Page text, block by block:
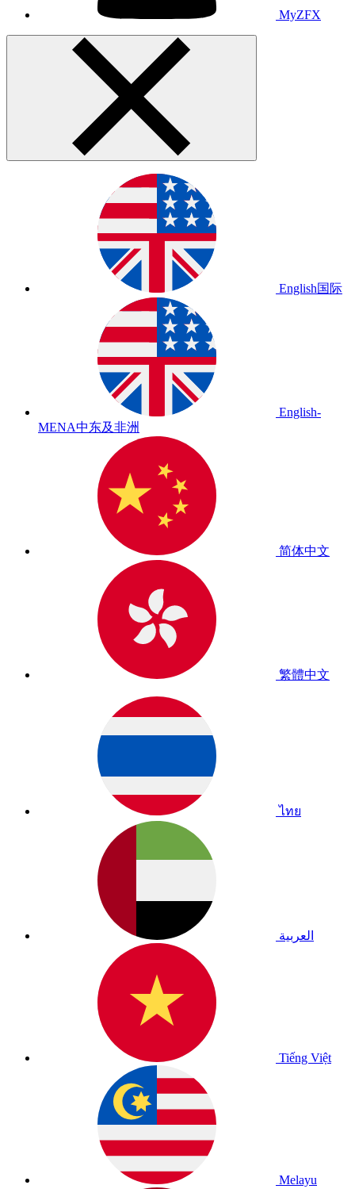
MyZFX
English国际
English-
MENA中东及非洲
简体中文
繁體中文
ไทย
العربية
Tiếng Việt
Melayu